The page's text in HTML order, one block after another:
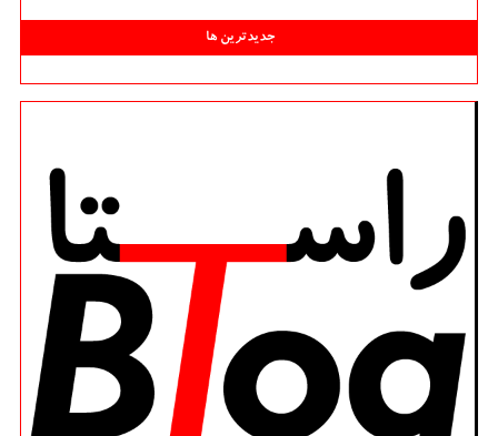
جدیدترین ها